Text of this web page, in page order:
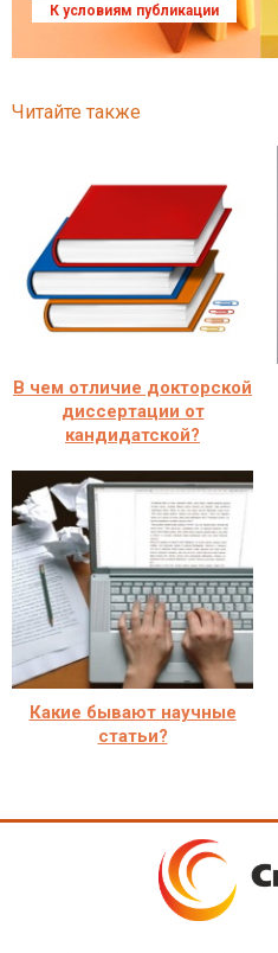
К условиям публикации
Читайте также
В чем отличие докторской
диссертации от
кандидатской?
Какие бывают научные
статьи?